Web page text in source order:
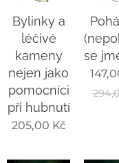
Bylinky a
léčivé
kameny
nejen jako
pomocníci
při hubnutí
205,00 Kč
se